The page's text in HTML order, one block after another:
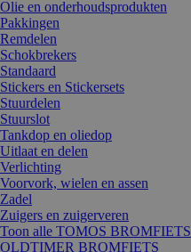
Olie en onderhoudsprodukten
Pakkingen
Remdelen
Schokbrekers
Standaard
Stickers en Stickersets
Stuurdelen
Stuurslot
Tankdop en oliedop
Uitlaat en delen
Verlichting
Voorvork, wielen en assen
Zadel
Zuigers en zuigerveren
Toon alle TOMOS BROMFIETS
OLDTIMER BROMFIETS